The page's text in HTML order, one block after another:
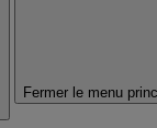
Fermer le menu